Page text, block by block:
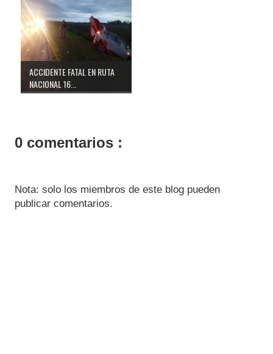
ACCIDENTE FATAL EN RUTA
NACIONAL 16...
0 comentarios :
Nota: solo los miembros de este blog pueden
publicar comentarios.